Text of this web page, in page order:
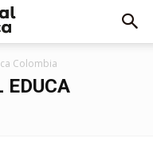
Colombia
EDUCA